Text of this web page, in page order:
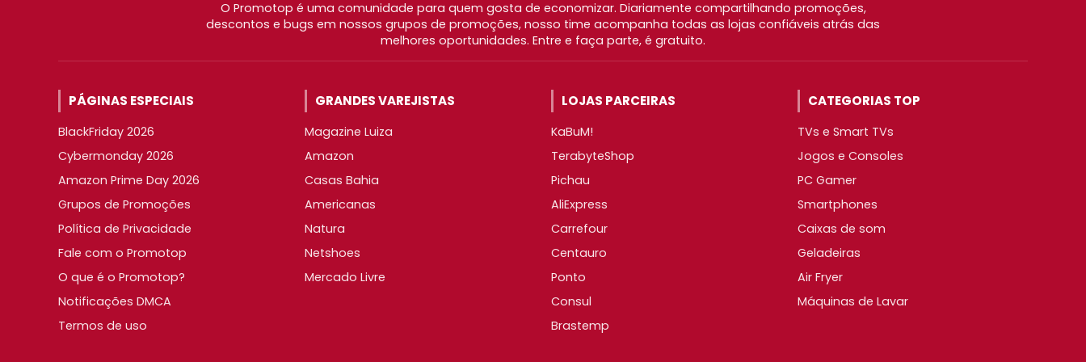
O Promotop é uma comunidade para quem gosta de economizar. Diariamente compartilhando promoções,
descontos e bugs em nossos grupos de promoções, nosso time acompanha todas as lojas confiáveis atrás das
melhores oportunidades. Entre e faça parte, é gratuito.
PÁGINAS ESPECIAIS
BlackFriday 2026
Cybermonday 2026
Amazon Prime Day 2026
Grupos de Promoções
Política de Privacidade
Fale com o Promotop
O que é o Promotop?
Notificações DMCA
Termos de uso
GRANDES VAREJISTAS
Magazine Luiza
Amazon
Casas Bahia
Americanas
Natura
Netshoes
Mercado Livre
LOJAS PARCEIRAS
KaBuM!
TerabyteShop
Pichau
AliExpress
Carrefour
Centauro
Ponto
Consul
Brastemp
CATEGORIAS TOP
TVs e Smart TVs
Jogos e Consoles
PC Gamer
Smartphones
Caixas de som
Geladeiras
Air Fryer
Máquinas de Lavar